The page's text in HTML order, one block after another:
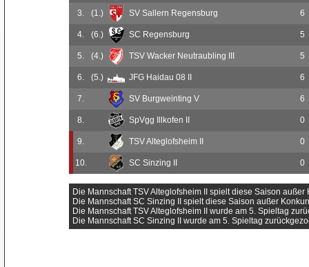
3. (1.) SV Sallern Regensburg 6
4. (6.) SC Regensburg 5
5. (4.) TSV Wacker Neutraubling III 5
6. (5.) JFG Haidau 08 II 6
7. SV Burgweinting V 6
8. SpVgg Illkofen II 0
9. TSV Alteglofsheim II 0
10. SC Sinzing II 0
Die Mannschaft TSV Alteglofsheim II spielt diese Saison außer
Die Mannschaft SC Sinzing II spielt diese Saison außer
Die Mannschaft TSV Alteglofsheim II wurde am 5. Spieltag
Die Mannschaft SC Sinzing II wurde am 5. Spieltag